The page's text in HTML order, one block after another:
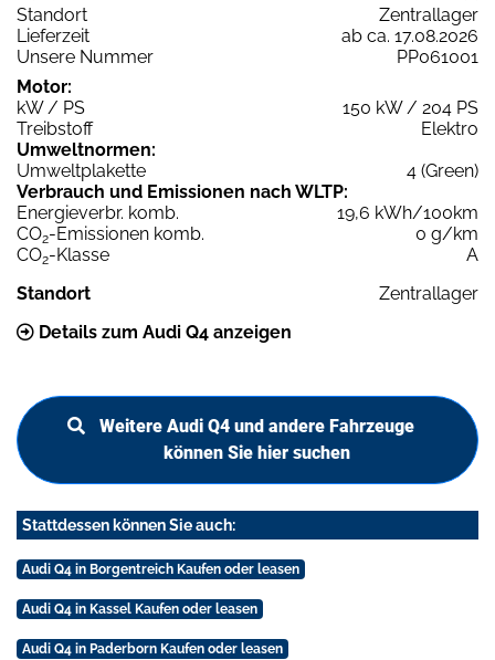
Standort
Zentrallager
Lieferzeit
ab ca. 17.08.2026
Unsere Nummer
PP061001
Motor:
kW / PS
150 kW / 204 PS
Treibstoff
Elektro
Umweltnormen:
Umweltplakette
4 (Green)
Verbrauch und Emissionen nach WLTP:
Energieverbr. komb.
19,6 kWh/100km
CO2-Emissionen komb.
0 g/km
CO2-Klasse
A
Standort
Zentrallager
Details zum Audi Q4 anzeigen
Weitere Audi Q4 und andere Fahrzeuge
können Sie hier suchen
Stattdessen können Sie auch:
Audi Q4 in Borgentreich Kaufen oder leasen
Audi Q4 in Kassel Kaufen oder leasen
Audi Q4 in Paderborn Kaufen oder leasen